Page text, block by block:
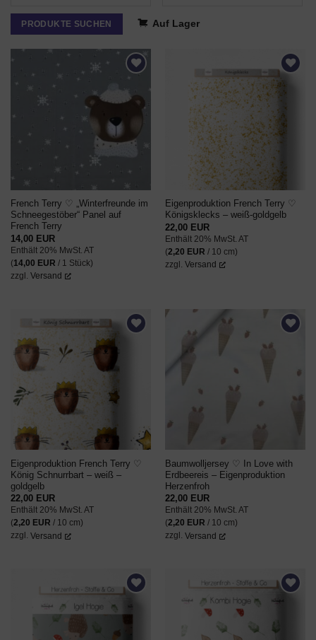
PRODUKTE SUCHEN Auf Lager
AUF DEN
WUNSCHZETTEL
French Terry ♡ „Winterfreunde im
Schneegestöber“ Panel auf
French Terry
14,00 EUR
Enthält 20% MwSt. AT
(14,00 EUR / 1 Stück)
zzgl. Versand
AUF DEN
WUNSCHZETTEL
Eigenproduktion French Terry ♡
Königsklecks – weiß-goldgelb
22,00 EUR
Enthält 20% MwSt. AT
(2,20 EUR / 10 cm)
zzgl. Versand
AUF DEN
WUNSCHZETTEL
Eigenproduktion French Terry ♡
König Schnurrbart – weiß –
goldgelb
22,00 EUR
Enthält 20% MwSt. AT
(2,20 EUR / 10 cm)
zzgl. Versand
Baumwolljersey ♡ In Love with
Erdbeereis – Eigenproduktion
Herzenfroh
22,00 EUR
Enthält 20% MwSt. AT
(2,20 EUR / 10 cm)
zzgl. Versand
AUF DEN
AUF DEN
WUNSCHZETTEL